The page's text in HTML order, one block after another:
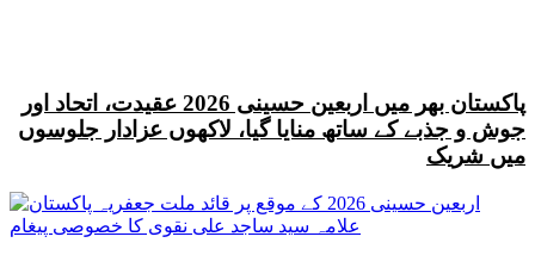
پاکستان بھر میں اربعین حسینی 2026 عقیدت، اتحاد اور
جوش و جذبے کے ساتھ منایا گیا، لاکھوں عزادار جلوسوں
میں شریک